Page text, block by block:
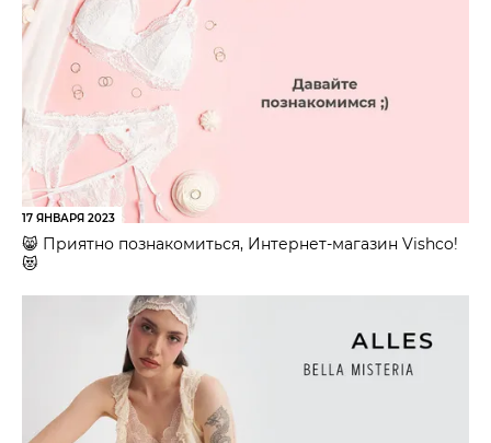
17 ЯНВАРЯ 2023
😸 Приятно познакомиться, Интернет-магазин Vishco!
😻